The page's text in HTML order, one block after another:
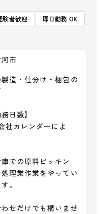
験者歓迎
即日勤務 OK
市
造・仕分け・梱包の
日数】
社カレンダーによ
での原料ピッキン
理業作業をやってい
。
せだけでも構いませ